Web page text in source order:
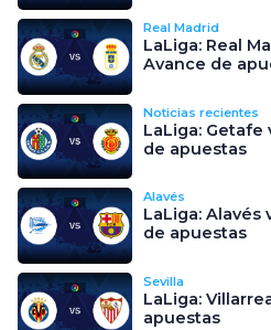
Real Madrid
LaLiga: Real
Avance de
Noticias recientes
LaLiga: Getafe
de apuestas
Alavés
LaLiga: Alavés
de apuestas
Sevilla
LaLiga:
apuestas